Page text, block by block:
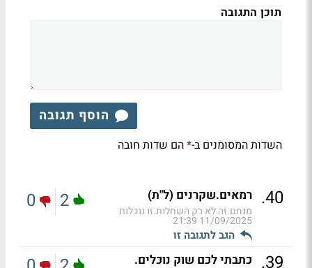
תוכן התגובה
הוסף תגובה
השדות המסומנים ב-*הם שדות חובה
40
. רמאים.שקרנים (ל"ת)
מנחם.זה לא רק השחלות.זו נוכלות
11/09/2025 21:39
הגב לתגובה זו
2
0
39
. כתבתי לכם שוק נוכלים.